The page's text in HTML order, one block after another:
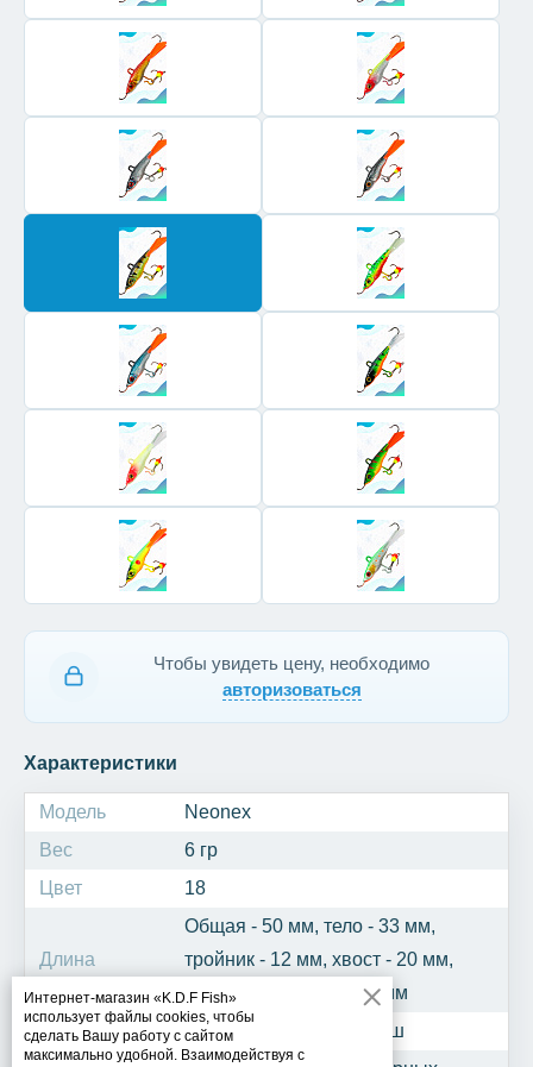
Интернет-магазин «K.D.F Fish»
использует файлы cookies, чтобы
сделать Вашу работу с сайтом
максимально удобной. Взаимодействуя с
Чтобы увидеть цену, необходимо
авторизоваться
Характеристики
Модель
Neonex
Вес
6 гр
Цвет
18
Длина
Общая - 50 мм, тело - 33 мм,
тройник - 12 мм, хвост - 20 мм,
крючок одинарный - 5 мм
Рыба
Окунь, щука, судак, берш